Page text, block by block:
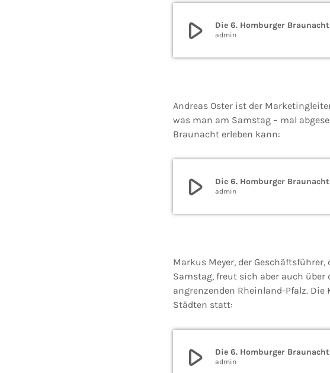
play_arrow Die 6. Homburger
admin
Andreas Oster ist der
was man am Samstag – mal
Braunacht erleben kann:
play_arrow Die 6. Homburger
admin
Markus Meyer, der
Samstag, freut sich aber auch
angrenzenden Rheinland-Pfalz.
Städten statt:
play_arrow Die 6. Homburger
admin